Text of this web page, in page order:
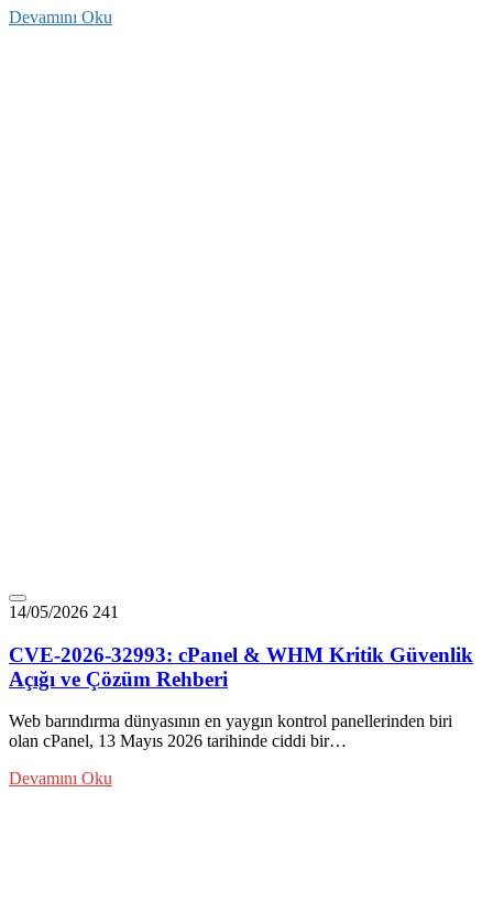
Devamını Oku
14/05/2026 241
CVE-2026-32993: cPanel & WHM Kritik Güvenlik
Açığı ve Çözüm Rehberi
Web barındırma dünyasının en yaygın kontrol panellerinden biri
olan cPanel, 13 Mayıs 2026 tarihinde ciddi bir…
Devamını Oku